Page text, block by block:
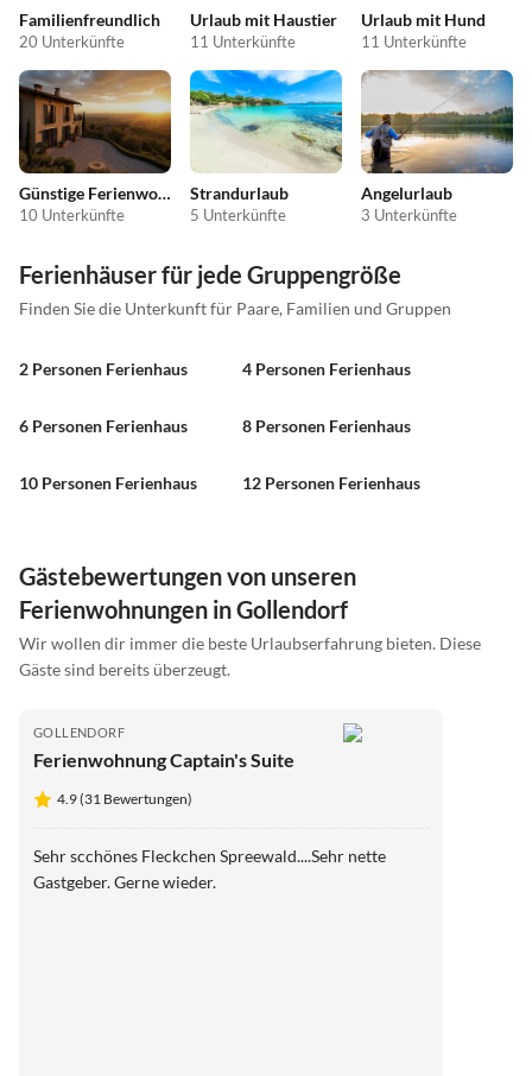
Familienfreundlich
20 Unterkünfte
Urlaub mit Haustier
11 Unterkünfte
Urlaub mit Hund
11 Unterkünfte
Günstige Ferienwohnungen
10 Unterkünfte
Strandurlaub
5 Unterkünfte
Angelurlaub
3 Unterkünfte
Ferienhäuser für jede Gruppengröße
Finden Sie die Unterkunft für Paare, Familien und Gruppen
2 Personen Ferienhaus 4 Personen Ferienhaus
6 Personen Ferienhaus 8 Personen Ferienhaus
10 Personen Ferienhaus 12 Personen Ferienhaus
Gästebewertungen von unseren
Ferienwohnungen in Gollendorf
Wir wollen dir immer die beste Urlaubserfahrung bieten. Diese
Gäste sind bereits überzeugt.
GOLLENDORF
Ferienwohnung Captain's Suite
4.9 (31 Bewertungen)
Sehr scchönes Fleckchen Spreewald....Sehr nette
Gastgeber. Gerne wieder.